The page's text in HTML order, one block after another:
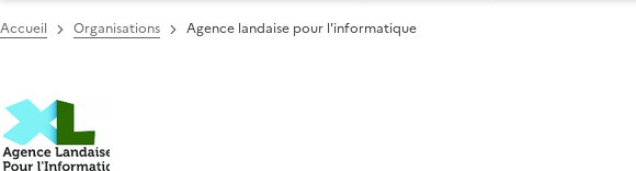
Accueil Organisations Agence landaise pour l'informatique